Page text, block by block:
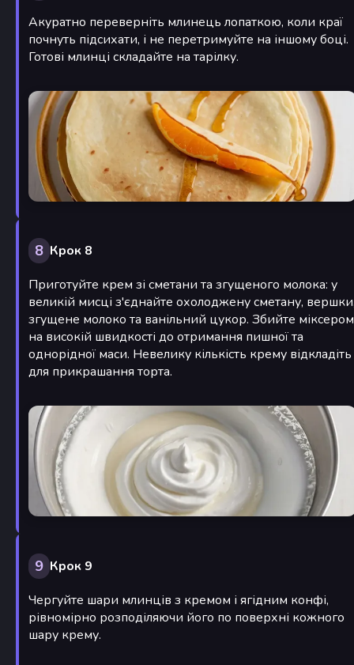
Акуратно переверніть млинець лопаткою, коли краї
почнуть підсихати, і не перетримуйте на іншому боці.
Готові млинці складайте на тарілку.
8 Крок 8
Приготуйте крем зі сметани та згущеного молока: у
великій мисці з'єднайте охолоджену сметану,
згущене молоко та ванільний цукор. Збийте міксером
на високій швидкості до отримання пишної та
однорідної маси. Невелику кількість крему відкладіть
для прикрашання торта.
9 Крок 9
Чергуйте шари млинців з кремом і ягідним конфі,
рівномірно розподіляючи його по поверхні кожного
шару крему.